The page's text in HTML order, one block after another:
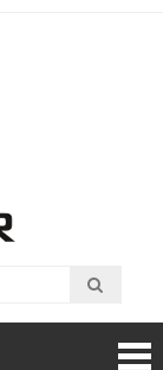
– Grupo
Tuguir